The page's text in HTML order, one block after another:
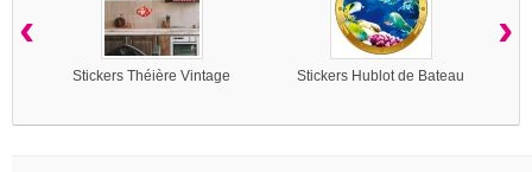
Stickers Théière Vintage Stickers Hublot de Bateau
‹ ›